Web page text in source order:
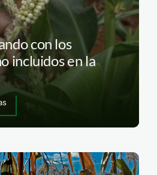
con los
incluidos en la